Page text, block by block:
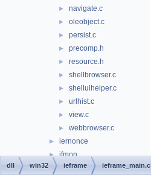
► navigate.c
► oleobject.c
► persist.c
► precomp.h
► resource.h
► shellbrowser.c
► shelluihelper.c
► urlhist.c
► view.c
► webbrowser.c
► iernonce
► ifmon
► imaadp32.acm
dll win32 ieframe ieframe_main.c